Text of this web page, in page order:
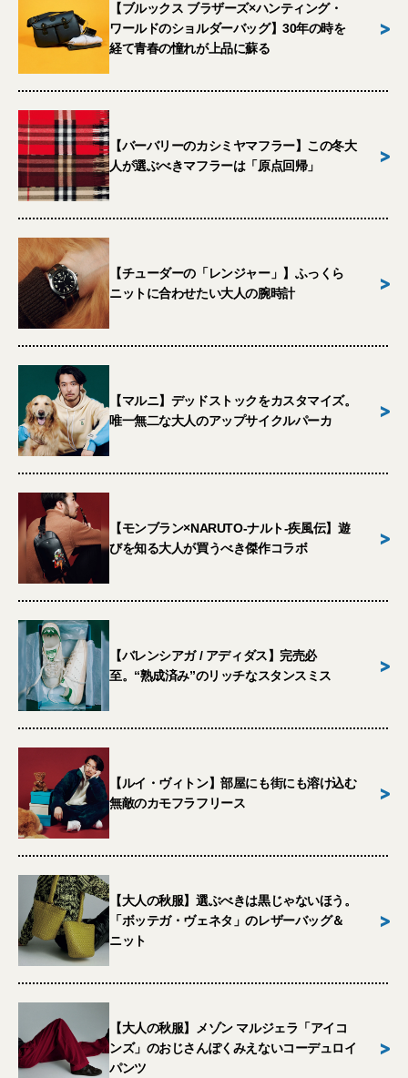
【ブルックス ブラザーズ×ハンティング・
ワールドのショルダーバッグ】30年の時を
経て青春の憧れが上品に蘇る
>
【バーバリーのカシミヤマフラー】この冬大
人が選ぶべきマフラーは「原点回帰」
>
【チューダーの「レンジャー」】ふっくら
ニットに合わせたい大人の腕時計
>
【マルニ】デッドストックをカスタマイズ。
唯一無二な大人のアップサイクルパーカ
>
【モンブラン×NARUTO-ナルト-疾風伝】遊
びを知る大人が買うべき傑作コラボ
>
【バレンシアガ / アディダス】完売必
至。“熟成済み”のリッチなスタンスミス
>
【ルイ・ヴィトン】部屋にも街にも溶け込む
無敵のカモフラフリース
>
【大人の秋服】選ぶべきは黒じゃないほう。
「ボッテガ・ヴェネタ」のレザーバッグ＆
ニット
>
【大人の秋服】メゾン マルジェラ「アイコ
ンズ」のおじさんぽくみえないコーデュロイ
パンツ
>